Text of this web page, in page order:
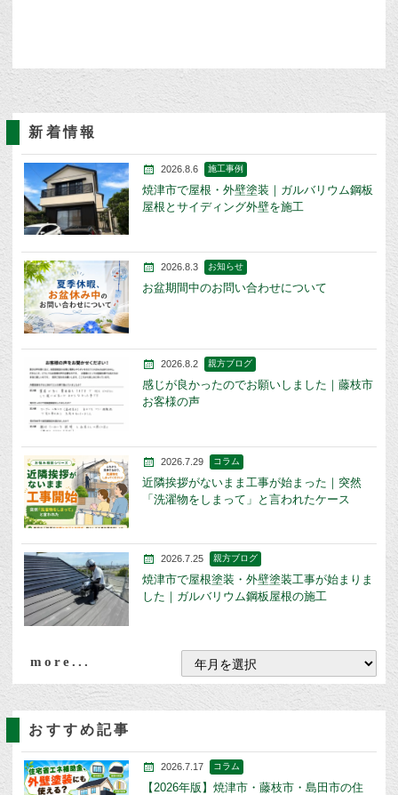
新着情報
2026.8.6 施工事例
焼津市で屋根・外壁塗装｜ガルバリウム鋼板
屋根とサイディング外壁を施工
2026.8.3 お知らせ
お盆期間中のお問い合わせについて
2026.8.2 親方ブログ
感じが良かったのでお願いしました｜藤枝市
お客様の声
2026.7.29 コラム
近隣挨拶がないまま工事が始まった｜突然
「洗濯物をしまって」と言われたケース
2026.7.25 親方ブログ
焼津市で屋根塗装・外壁塗装工事が始まりま
した｜ガルバリウム鋼板屋根の施工
more...
おすすめ記事
2026.7.17 コラム
【2026年版】焼津市・藤枝市・島田市の住